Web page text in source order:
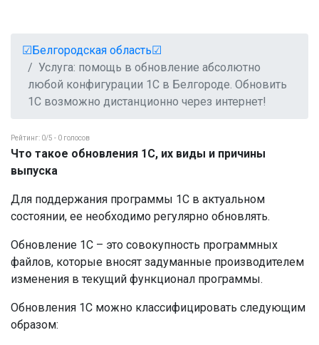
☑Белгородская область☑
Услуга: помощь в обновление абсолютно
любой конфигурации 1С в Белгороде. Обновить
1С возможно дистанционно через интернет!
Рейтинг: 0/5 - 0 голосов
Что такое обновления 1С, их виды и причины
выпуска
Для поддержания программы 1С в актуальном
состоянии, ее необходимо регулярно обновлять.
Обновление 1С – это совокупность программных
файлов, которые вносят задуманные производителем
изменения в текущий функционал программы.
Обновления 1С можно классифицировать следующим
образом: